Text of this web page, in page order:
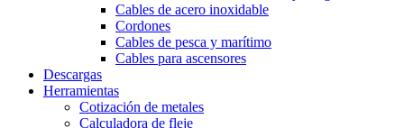
Cables de acero inoxidable
Cordones
Cables de pesca y marítimo
Cables para ascensores
Descargas
Herramientas
Cotización de metales
Calculadora de fleje